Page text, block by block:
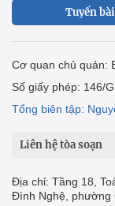
Tuyến bài
Cơ quan chủ quản:
Số giấy phép: 146/
Tổng biên tập:
Liên hệ tòa soạn
Địa chỉ: Tầng 18,
Đình Nghệ, phường